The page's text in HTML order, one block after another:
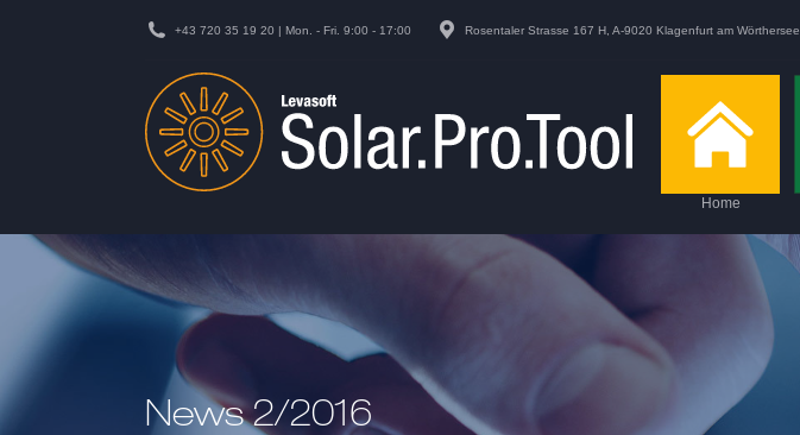
+43 720 35 19 20 | Mon. - Fri. 9:00 - 17:00 Rosentaler Strasse 167 H, A-9020 Klagenfurt am Wörthersee
Home
News 2/2016